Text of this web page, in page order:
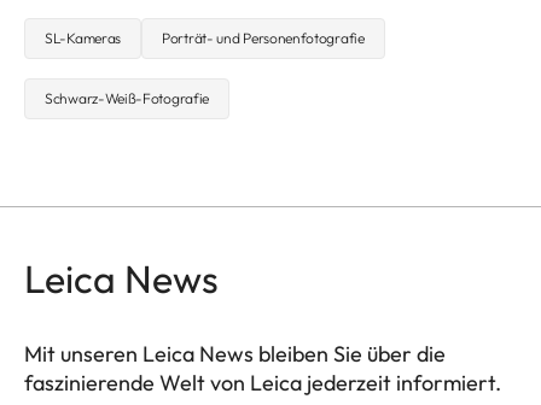
SL-Kameras Porträt- und Personenfotografie
Schwarz-Weiß-Fotografie
Leica News
Mit unseren Leica News bleiben Sie über die
faszinierende Welt von Leica jederzeit informiert.